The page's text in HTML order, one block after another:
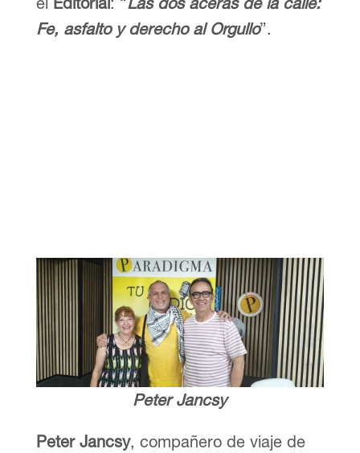
Fe, asfalto y derecho al Orgullo”.
Peter Jancsy
Peter Jancsy, compañero de viaje de